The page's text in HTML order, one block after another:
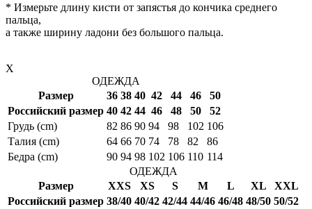
* Измерьте длину кисти от запястья до кончика среднего
пальца,
а также ширину ладони без большого пальца.
X
ОДЕЖДА
Размер
36 38 40 42 44 46
50
Российский размер 40 42 44 46 48 50
52
Грудь (cm)
82 86 90 94 98 102 106
Талия (cm)
64 66 70 74 78 82
86
Бедра (cm)
90 94 98 102 106 110 114
ОДЕЖДА
Размер
XXS XS S M L XL
XXL
Российский размер 38/40 40/42 42/44 44/46 46/48 48/50 50/52